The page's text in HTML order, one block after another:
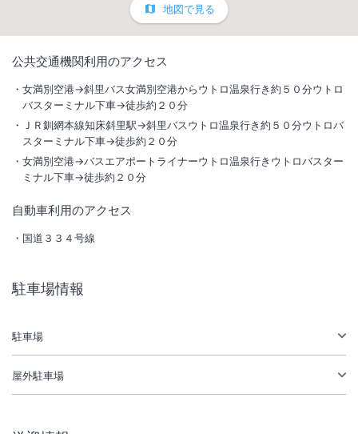
ウトロ温泉の高台に位置し最も景観の良い施設です。東北海道一の広さ
の三層の展望大浴場、中国段通を敷きつめた広いロビーでおくつろぎ下
さい。
大浴場あり
※※貸切風呂利用休止のお知らせ※※
貸切風呂でございますが、現在休止中となっており、再開の予定は未定
でございます。あらかじめご了承ください
地図で見る
公共交通機関利用のアクセス
女満別空港→斜里バス女満別空港からウトロ温泉行き約５０分ウトロ
バスターミナル下車→徒歩約２０分
ＪＲ釧網本線知床斜里駅→斜里バスウトロ温泉行き約５０分ウトロバ
スターミナル下車→徒歩約２０分
女満別空港→バスエアポートライナーウトロ温泉行きウトロバスター
ミナル下車→徒歩約２０分
自動車利用のアクセス
国道３３４号線
駐車場情報
駐車場
屋外駐車場